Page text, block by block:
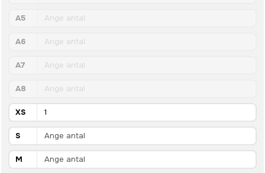
A5
A6
A7
A8
XS
S
M